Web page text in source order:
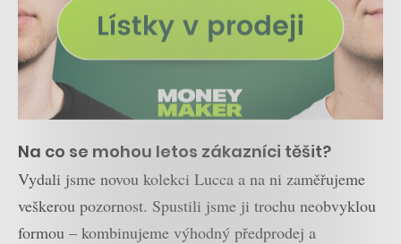
Na co se mohou letos zákazníci těšit?
Vydali jsme novou kolekci Lucca a na ni zaměřujeme
veškerou pozornost. Spustili jsme ji trochu neobvyklou
formou – kombinujeme výhodný předprodej a